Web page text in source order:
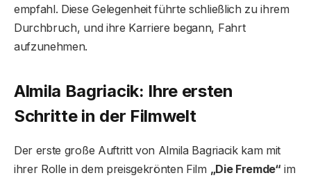
empfahl. Diese Gelegenheit führte schließlich zu ihrem
Durchbruch, und ihre Karriere begann, Fahrt
aufzunehmen.
Almila Bagriacik: Ihre ersten
Schritte in der Filmwelt
Der erste große Auftritt von Almila Bagriacik kam mit
ihrer Rolle in dem preisgekrönten Film „Die Fremde“ im